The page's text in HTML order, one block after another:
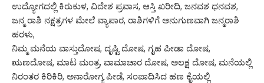
ಉದ್ಯೋಗದಲ್ಲಿ ಕಿರುಕುಳ, ವಿದೇಶ ಪ್ರವಾಸ, ಆಸ್ತಿ ಖರೀದಿ, ಜನವಶ ಧನವಶ,
ಜನ್ಮ ರಾಶಿ ನಕ್ಷತ್ರಗಳ ಮೇಲೆ ವ್ಯಾಪಾರ, ರಾಶಿಗಳಿಗೆ ಅನುಗುಣವಾಗಿ ಜನ್ಮರಾಶಿ
ಹರಳು,
ನಿಮ್ಮ ಮನೆಯ ವಾಸ್ತುದೋಷ, ದೃಷ್ಟಿ ದೋಷ, ಗೃಹ ಪೀಡಾ ದೋಷ,
ಋಣದೋಷ, ಮಾಟ ಮಂತ್ರ, ವಾಮಾಚಾರ ದೋಷ, ಅಲಕ್ಷ ದೋಷ, ಮನೆಯಲ್ಲಿ
ನಿರಂತರ ಕಿರಿಕಿರಿ, ಅನಾರೋಗ್ಯ ಪೀಡೆ, ಸಂಪಾದಿಸಿದ ಹಣ ಕೈಯಲ್ಲಿ